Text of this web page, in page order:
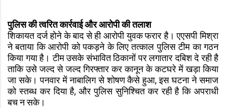
पुलिस की त्वरित कार्रवाई और आरोपी की तलाश
शिकायत दर्ज होने के बाद से ही आरोपी युवक फरार है। एएसपी मिश्रा
ने बताया कि आरोपी को पकड़ने के लिए तत्काल पुलिस टीम का गठन
किया गया है। टीम उसके संभावित ठिकानों पर लगातार दबिश दे रही है
ताकि उसे जल्द से जल्द गिरफ्तार कर कानून के कटघरे में खड़ा किया
जा सके। पनवार में नाबालिग से शोषण कैसे हुआ, इस घटना ने समाज
को स्तब्ध कर दिया है, और पुलिस सुनिश्चित कर रही है कि अपराधी
बच न सके।